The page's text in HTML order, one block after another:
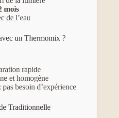
mois
de l’eau
un Thermomix ?
rapide
et homogène
: pas besoin d’expérience
Traditionnelle